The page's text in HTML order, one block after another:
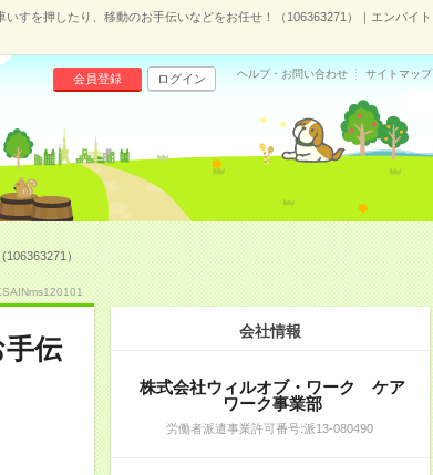
いすを押したり、移動のお手伝いなどをお任せ！（106363271）｜エンバイト
会員登録 ログイン ヘルプ・お問い合わせ サイトマップ
）
伝
会社情報
株式会社ウィルオブ・ワーク ケア
ワーク事業部
労働者派遣事業許可番号:派13‐080490